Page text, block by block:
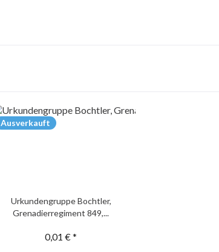
Ausverkauft
Urkundengruppe Bochtler,
Grenadierregiment 849,...
0,01 € *